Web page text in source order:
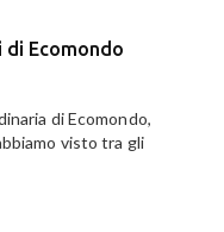
Ecomondo
di Ecomondo,
visto tra gli